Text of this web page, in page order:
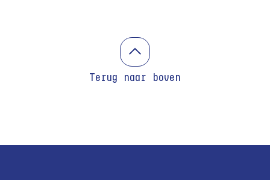
Terug naar boven